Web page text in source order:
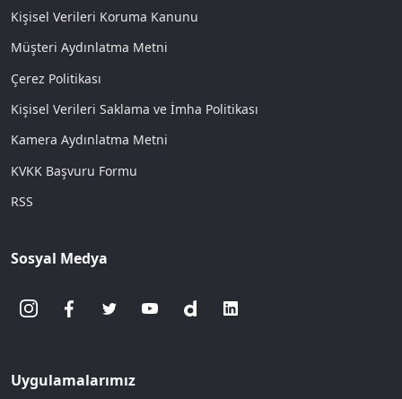
Kişisel Verileri Koruma Kanunu
Müşteri Aydınlatma Metni
Çerez Politikası
Kişisel Verileri Saklama ve İmha Politikası
Kamera Aydınlatma Metni
KVKK Başvuru Formu
RSS
Sosyal Medya
Uygulamalarımız